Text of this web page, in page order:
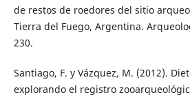
de restos de roedores del sitio
Tierra del Fuego, Argentina.
230.
Santiago, F. y Vázquez, M. (2012).
explorando el registro